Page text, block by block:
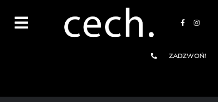
zawartości
Zadzwoń!